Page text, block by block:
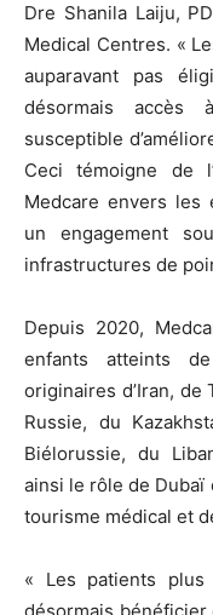
Dre Shanila Laiju,
Medical Centres. «
auparavant pas
désormais accès
susceptible
Ceci témoigne de
Medcare envers les
un engagement
infrastructures de
Depuis 2020,
enfants atteints
originaires d’Iran, de
Russie, du
Biélorussie, du
ainsi le rôle de Dubaï
tourisme médical et
« Les patients